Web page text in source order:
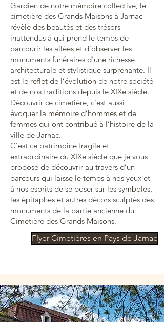
Gardien de notre mémoire collective, le
cimetière des Grands Maisons à Jarnac
révèle des beautés et des trésors
inattendus à qui prend le temps de
parcourir les allées et d’observer les
monuments funéraires d’une richesse
architecturale et stylistique surprenante. Il
est le reflet de l’évolution de notre société
et de nos traditions depuis le XIXe siècle.
Découvrir ce cimetière, c’est aussi
évoquer la mémoire d’hommes et de
femmes qui ont contribué à l’histoire de la
ville de Jarnac.
C’est ce patrimoine fragile et
extraordinaire du XIXe siècle que je vous
propose de découvrir au travers d’un
parcours qui laisse le temps à nos yeux et
à nos esprits de se poser sur les symboles,
les épitaphes et autres décors sculptés des
monuments de la partie ancienne du
Cimetière des Grands Maisons.
Flyer Cimetières en Pays de Jarnac